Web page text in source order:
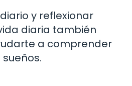
y reflexionar
diaria también
a comprender